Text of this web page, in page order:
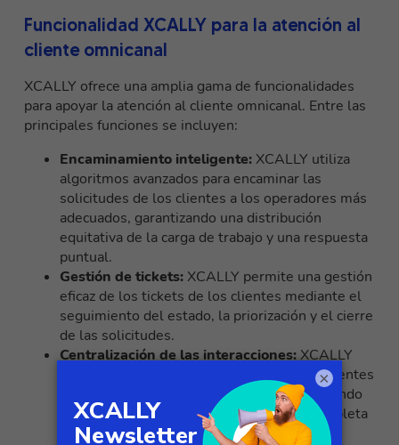
Funcionalidad XCALLY para la atención al
cliente omnicanal
XCALLY ofrece una amplia gama de funcionalidades
para apoyar la atención al cliente omnicanal. Entre las
principales funciones se incluyen:
Encaminamiento inteligente: XCALLY utiliza
algoritmos avanzados para encaminar las
solicitudes de los clientes a los operadores más
adecuados, garantizando una distribución
equitativa de la carga de trabajo y una respuesta
puntual.
Gestión de tickets: XCALLY permite una gestión
eficaz de los tickets de los clientes mediante el
seguimiento del estado, la priorización y el cierre
de las solicitudes.
Centralización de las interacciones:XCALLY
centraliza todas las interacciones con los clientes
procedentes de distintos canales, simplificando
la gestión y proporcionando una visión completa
de las conversaciones en un único cuadro de
×